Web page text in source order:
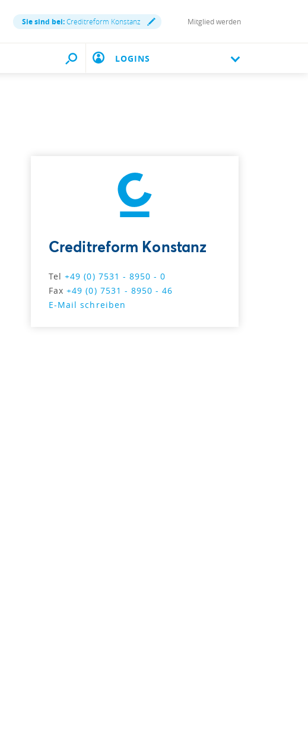
Sie sind bei:Creditreform Konstanz Mitglied werden
LOGINS
Creditreform Konstanz
Tel+49 (0) 7531 - 8950 - 0
Fax+49 (0) 7531 - 8950 - 46
E-Mail schreiben